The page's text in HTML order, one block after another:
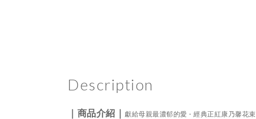
Description
｜商品介紹｜ 獻給母親最濃郁的愛 - 經典正紅康乃馨花束